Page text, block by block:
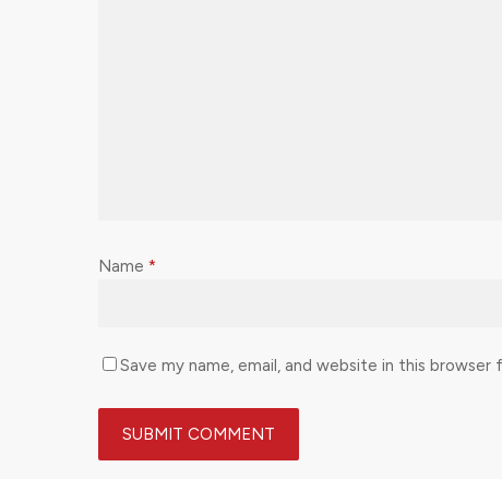
Name *
Save my name, email, and website in this